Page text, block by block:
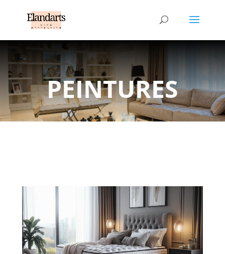
PEINTURES